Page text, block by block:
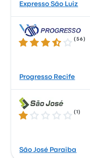
Expresso São Luiz
3.6 su 5 stelle (56 )
Progresso Recife
1.0 su 5 stelle (1 )
São José Paraiba